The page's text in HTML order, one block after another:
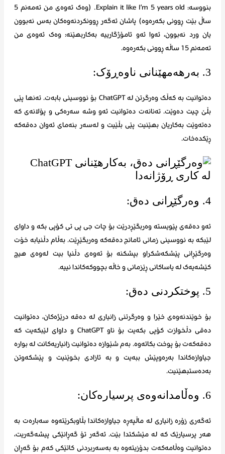
بنووسە: Explain it like I’m 5 years old. (وەک ئەوەی من تەمەنم 5
ساڵ بێت ڕوونی بکەرەوە) پاشان ئەگەر ڕوونکردنەوەکان بەس نەبوون
یان ورد نەبوون، ئەوا ئەو ئامۆژگارییە بەکاربهێنە: وەک ئەوەی من
تەمەنم 15 ساڵە ڕوونی بکەرەوە.
3. بەرهەمهێنانی ناوەڕۆک:
دەتوانیت بە کەڵک وەرگرتن لە ChatGPT بۆ نووسینی بابەت. تەنها پێی
بڵێ چیت دەوێت. تەنانەت دەتوانیت ئەو وشە سەرەکی و پۆلانەی کە
دەتەوێت بەکاریان بهێنیت پێی بڵێیت و لەسەر بنەمای ئەوان دەقەکە
ڕێکدەخات.
4. وەرگێڕانی دەق:
ئەو دەقەی پێویستە وەربگێڕدرێت بۆ چات جی پی تی کۆپی بکە و داوای
لێبکە بە نووسینی زمانی ئامانج دەقەکە وەربگێڕێت. بەڵام دڵنیابە خۆت
وەرگێڕانی پێشکەشکراو بپشکنە بۆ ئەوەی دڵنیا بیت لەوەی هیچ
کێشەیەک لە یاساکانی ڕێزمانی و خاڵە بچووکەکاندا نییە.
5. پوختکردنی دەق:
بۆ خوێندنەوەی خێرا و وەرگرتنی زانیاری لە دەقە درێژەکان، دەتوانیت
دەقی دڵخوازت کۆپی بکەیت بۆ ناو ChatGPT و داوای لێبکەیت کە
دەقەکەت بۆ پوخت بکاتەوە. بەم شێوازە دەتوانیت زانیاریەکانت لە بوارە
جیاوازەکاندا بەرەوپێش ببەیت و بە ئازادی بخوێنیت و پێشکەوتن
بەدەستبهێنیت.
6. وەڵامدانەوەی پرسیارەکان:
ئەگەری زۆرە زانیاری لە ماڵپەڕە جیاوازەکاندا بڵاوبکرێتەوە سەبارەت بە
هەر پرسیارێک کە لە مێشکتدا بێت. ئەگەر تۆ گەڕانێکی پیشەگەریت،
دەتوانیت وەڵامەکەت بدۆزیتەوە بە بەسەربردنی کاتێکی کەم بۆ گەڕان